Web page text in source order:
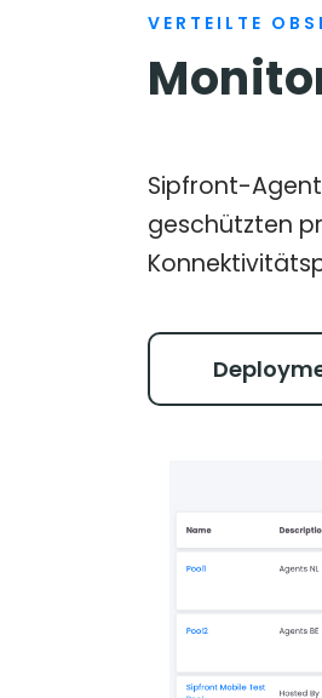
VERTEILTE
Sipfront-
geschützten